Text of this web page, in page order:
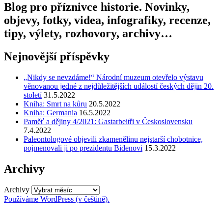
Blog pro příznivce historie. Novinky,
objevy, fotky, videa, infografiky, recenze,
tipy, výlety, rozhovory, archivy…
Nejnovější příspěvky
„Nikdy se nevzdáme!“ Národní muzeum otevřelo výstavu
věnovanou jedné z nejdůležitějších událostí českých dějin 20.
století 31.5.2022
Kniha: Smrt na kůru 20.5.2022
Kniha: Germania 16.5.2022
Paměť a dějiny 4/2021: Gastarbeitři v Československu
7.4.2022
Paleontologové objevili zkamenělinu nejstarší chobotnice,
pojmenovali ji po prezidentu Bidenovi 15.3.2022
Archivy
Archivy
Používáme WordPress (v češtině).